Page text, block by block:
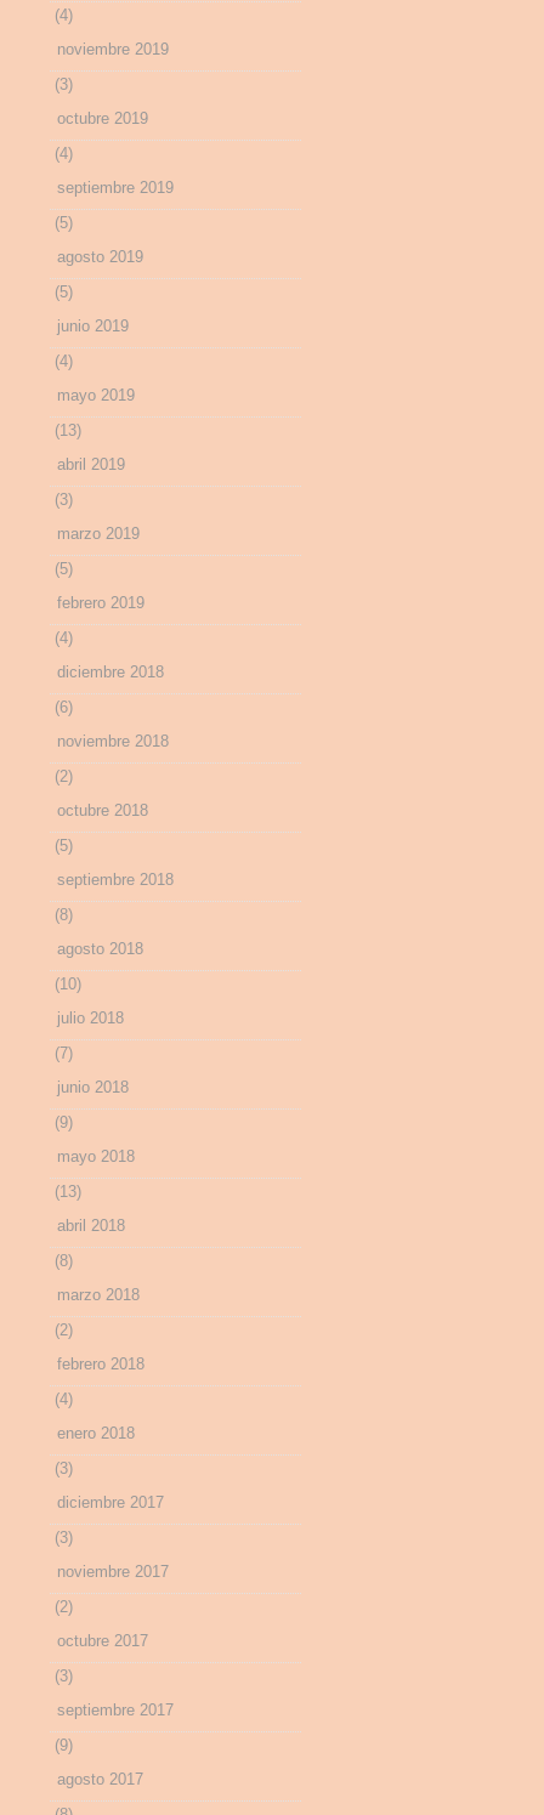
(4)
noviembre 2019
(3)
octubre 2019
(4)
septiembre 2019
(5)
agosto 2019
(5)
junio 2019
(4)
mayo 2019
(13)
abril 2019
(3)
marzo 2019
(5)
febrero 2019
(4)
diciembre 2018
(6)
noviembre 2018
(2)
octubre 2018
(5)
septiembre 2018
(8)
agosto 2018
(10)
julio 2018
(7)
junio 2018
(9)
mayo 2018
(13)
abril 2018
(8)
marzo 2018
(2)
febrero 2018
(4)
enero 2018
(3)
diciembre 2017
(3)
noviembre 2017
(2)
octubre 2017
(3)
septiembre 2017
(9)
agosto 2017